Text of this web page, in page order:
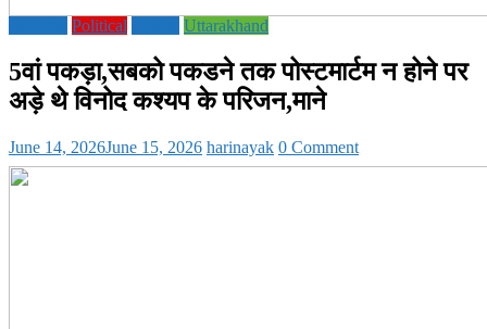
Political Uttarakhand
5वां पकड़ा,सबको पकडने तक पोस्टमार्टम न होने पर
अड़े थे विनोद कश्यप के परिजन,माने
June 14, 2026June 15, 2026 harinayak 0 Comment